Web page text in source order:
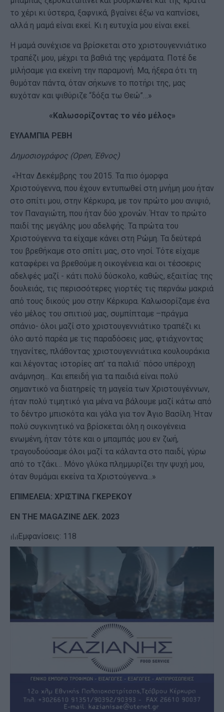
το χέρι κι ύστερα, ξαφνικά, βγαίνει έξω να καπνίσει,
αλλά η μαμά είναι εκεί. Κι η ευτυχία μου είναι εκεί.
Η μαμά συνέχισε να βρίσκεται στο χριστουγεννιάτικο
τραπέζι μου, μέχρι τα βαθιά της γεράματα. Ποτέ δε
μιλήσαμε για εκείνη την παραμονή. Μα, ήξερα ότι τη
θυμόταν πάντα, όταν σήκωνε το ποτήρι της, μας
ευχόταν και ψιθύριζε “δόξα τω Θεώ”…»
«Καλωσορίζοντας το νέο μέλος»
ΕΥΛΑΜΠΙΑ ΡΕΒΗ
Δημοσιογράφος (Open, Έθνος)
«Ήταν Δεκέμβρης του 2015. Τα πιο όμορφα
Χριστούγεννα, που έχουν εντυπωθεί στη μνήμη μου ήταν
στο σπίτι μου, στην Κέρκυρα, με τον πρώτο μου ανιψιό,
τον Παναγιώτη, που ήταν δύο χρονών. Ήταν το πρώτο
παιδί της μεγάλης μου αδελφής. Τα πρώτα του
Χριστούγεννα τα είχαμε κάνει στη Ρώμη. Τα δεύτερά
του βρεθήκαμε στο σπίτι μας, στο νησί. Τότε είχαμε
καταφέρει να βρεθούμε η οικογένεια και οι τέσσερις
αδελφές μαζί - κάτι πολύ δύσκολο, καθώς, εξαιτίας της
δουλειάς, τις περισσότερες γιορτές τις περνάω μακριά
από τους δικούς μου στην Κέρκυρα. Καλωσορίζαμε ένα
νέο μέλος του σπιτιού μας, συμπίπταμε –πράγμα
σπάνιο- όλοι μαζί στο χριστουγεννιάτικο τραπέζι κι
όλο αυτό παρέα με τις παραδόσεις μας, φτιάχνοντας
τηγανίτες, πλάθοντας χριστουγεννιάτικα κουλουράκια
και λέγοντας ιστορίες απ’ τα παλιά˙ πόσο υπέροχη
ανάμνηση... Και επειδή για τα παιδιά είναι πολύ
σημαντικό να διατηρείς τη μαγεία των Χριστουγέννων,
ήταν πολύ τιμητικό για μένα να βάλουμε μαζί κάτω από
το δέντρο μπισκότα και γάλα για τον Άγιο Βασίλη. Ήταν
πολύ συγκινητικό να βρίσκεται όλη η οικογένεια
ενωμένη, ήταν τότε και ο μπαμπάς μου εν ζωή,
τραγουδούσαμε όλοι μαζί τα κάλαντα στο παιδί, γύρω
από το τζάκι… Μόνο γλύκα πλημμυρίζει την ψυχή μου,
όταν θυμάμαι εκείνα τα Χριστούγεννα...»
ΕΠΙΜΕΛΕΙΑ: ΧΡΙΣΤΙΝΑ ΓΚΕΡΕΚΟΥ
ΕN THE MAGAZINE ΔΕΚ. 2023
Εμφανίσεις: 118